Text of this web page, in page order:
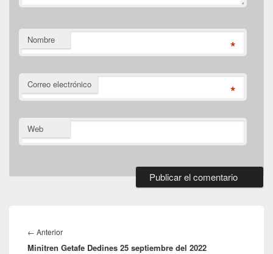
Nombre *
Correo electrónico *
Web
de
entradas
← AnteriorEntrada
anterior:
Minitren Getafe Dedines 25 septiembre del 2022